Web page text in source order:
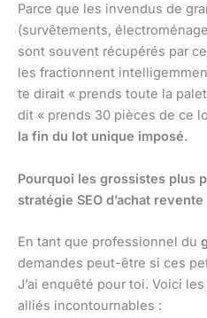
Parce que les invendus de
(survêtements,
sont souvent récupérés par
les fractionnent
te dirait « prends toute la
dit « prends 30 pièces de ce
la fin du lot unique imposé.
Pourquoi les grossistes plus
stratégie SEO d’achat revente
En tant que professionnel du
demandes peut-être si ces
J’ai enquêté pour toi. Voici
alliés incontournables :